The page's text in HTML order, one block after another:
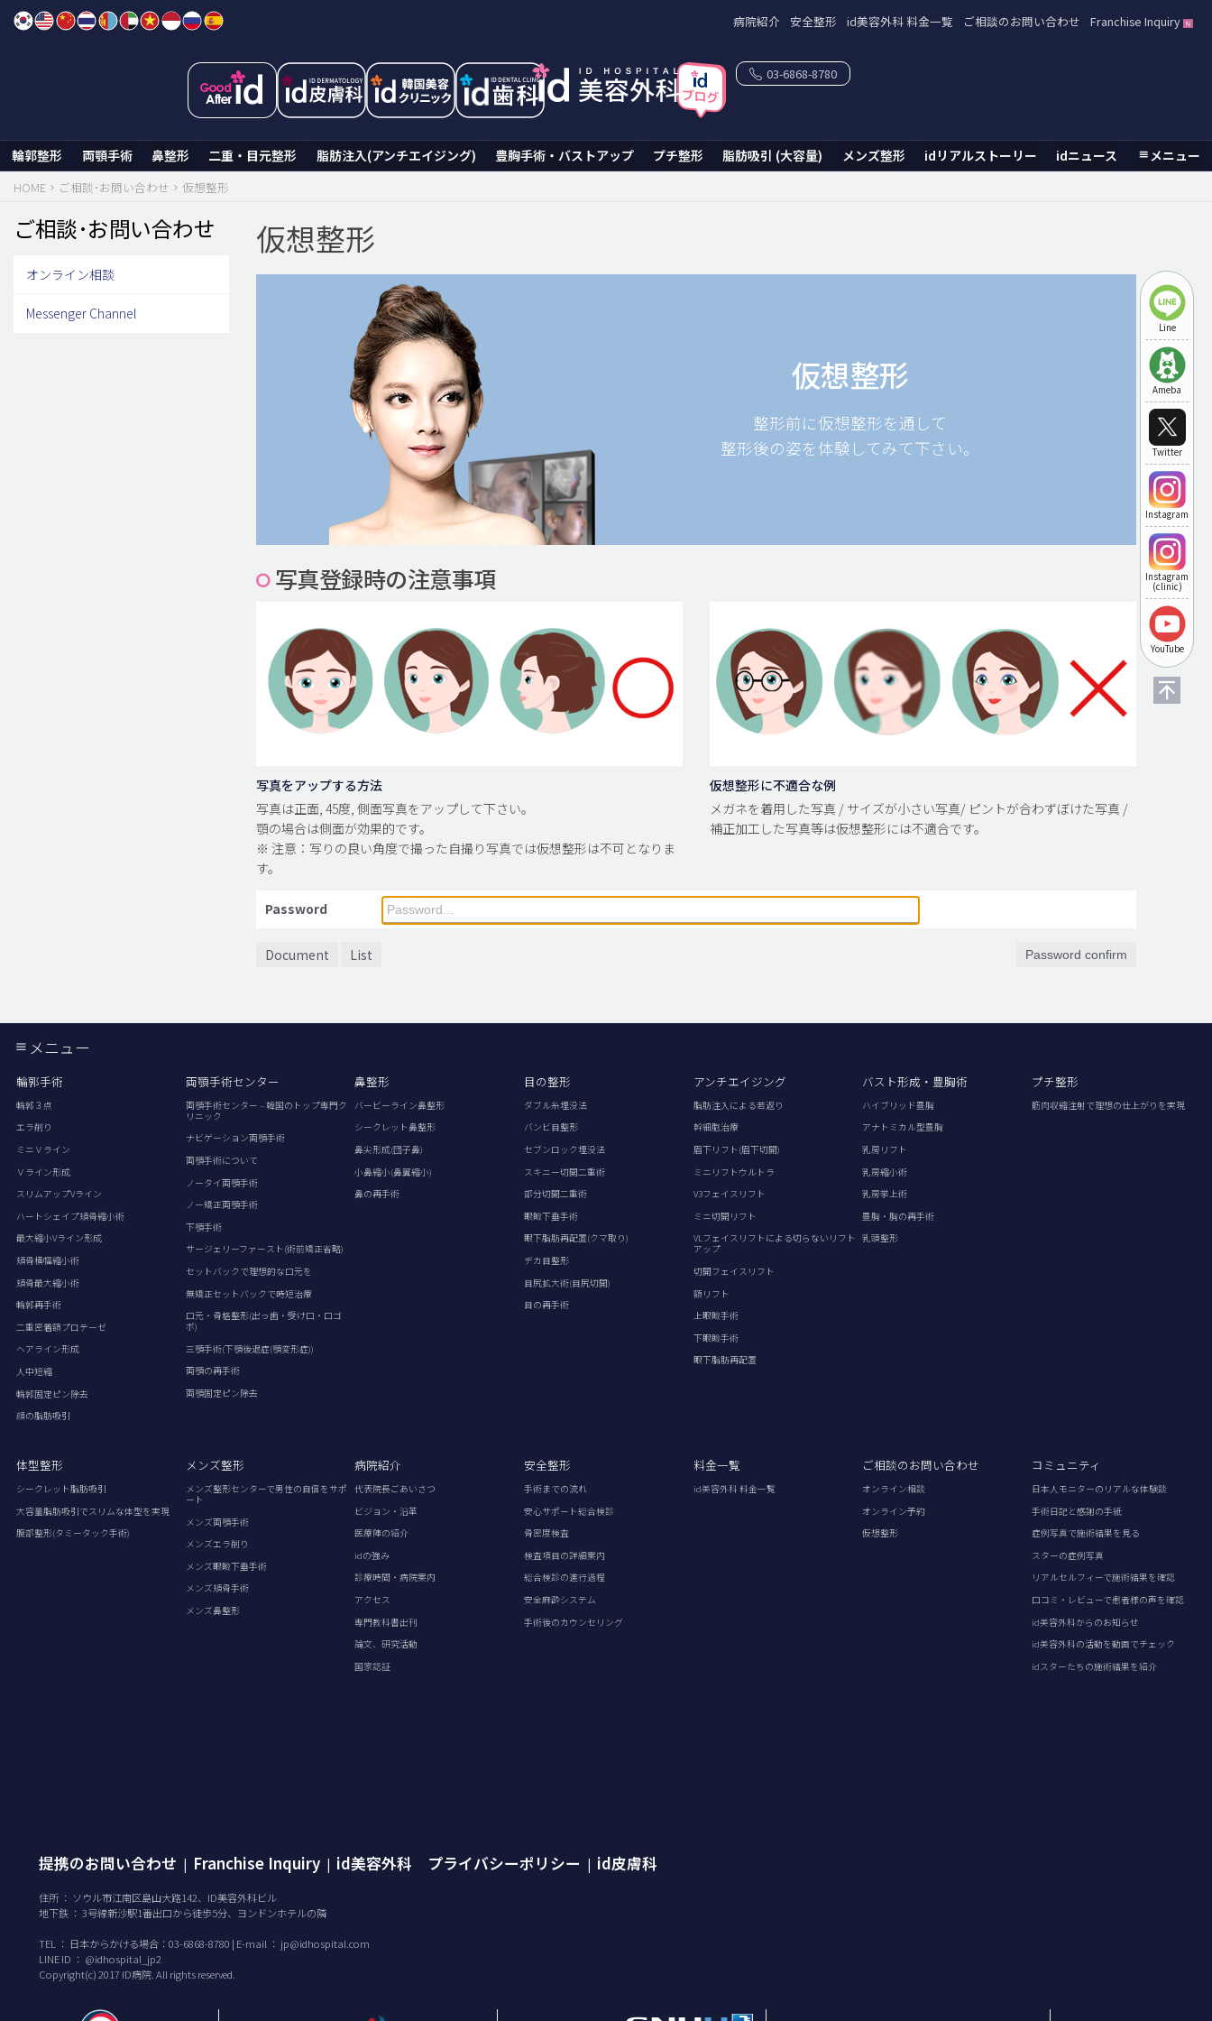
Skip
病院紹介 安全整形 id美容外科 料金一覧 ご相談のお問い合わせ Franchise Inquiry
輪郭整形 両顎手術 鼻整形 二重・目元整形 脂肪注入(アンチエイジング) 豊胸手術・バストアップ プチ整形 脂肪吸引 (大容量) メンズ整形 idリアルストーリー idニュース メニュー
03-6868-8780
Line
Ameba
Twitter
Instagram
Instagram
(clinic)
YouTube
HOME ご相談･お問い合わせ 仮想整形
仮想整形
仮想整形
整形前に仮想整形を通して
整形後の姿を体験してみて下さい。
写真登録時の注意事項
写真をアップする方法
写真は正面, 45度, 側面写真をアップして下さい。
顎の場合は側面が効果的です。
※ 注意：写りの良い角度で撮った自撮り写真では仮想整形は不可となりま
す。
仮想整形に不適合な例
メガネを着用した写真 / サイズが小さい写真/ ピントが合わずぼけた写真 /
補正加工した写真等は仮想整形には不適合です。
Password
Document List Password confirm
ご相談･お問い合わせ
オンライン相談
Messenger Channel
メニュー
輪郭手術
輪郭３点
エラ削り
ミニＶライン
Ｖライン形成
スリムアップVライン
ハートシェイプ頬骨縮小術
最大縮小Vライン形成
頬骨横幅縮小術
頬骨最大縮小術
輪郭再手術
二重密着額プロテーゼ
ヘアライン形成
人中短縮
輪郭固定ピン除去
顔の脂肪吸引
両顎手術センター
両顎手術センター – 韓国のトップ専門ク
リニック
ナビゲーション両顎手術
両顎手術について
ノータイ両顎手術
ノー矯正両顎手術
下顎手術
サージェリーファースト(術前矯正省略)
セットバックで理想的な口元を
無矯正セットバックで時短治療
口元・骨格整形(出っ歯・受け口・口ゴ
ボ)
三顎手術(下顎後退症(顎変形症))
両顎の再手術
両顎固定ピン除去
鼻整形
バービーライン鼻整形
シークレット鼻整形
鼻尖形成(団子鼻)
小鼻縮小(鼻翼縮小)
鼻の再手術
目の整形
ダブル糸埋没法
バンビ目整形
セブンロック埋没法
スキニー切開二重術
部分切開二重術
眼瞼下垂手術
眼下脂肪再配置(クマ取り)
デカ目整形
目尻拡大術(目尻切開)
目の再手術
アンチエイジング
脂肪注入による若返り
幹細胞治療
眉下リフト(眉下切開)
ミニリフトウルトラ
V3フェイスリフト
ミニ切開リフト
VLフェイスリフトによる切らないリフト
アップ
切開フェイスリフト
額リフト
上眼瞼手術
下眼瞼手術
眼下脂肪再配置
バスト形成・豊胸術
ハイブリッド豊胸
アナトミカル型豊胸
乳房リフト
乳房縮小術
乳房挙上術
豊胸・胸の再手術
乳頭整形
プチ整形
筋肉収縮注射で理想の仕上がりを実現
体型整形
シークレット脂肪吸引
大容量脂肪吸引でスリムな体型を実現
腹部整形(タミータック手術)
メンズ整形
メンズ整形センターで男性の自信をサポ
ート
メンズ両顎手術
メンズエラ削り
メンズ眼瞼下垂手術
メンズ頬骨手術
メンズ鼻整形
病院紹介
代表院長ごあいさつ
ビジョン・沿革
医療陣の紹介
idの強み
診療時間・病院案内
アクセス
専門教科書出刊
論文、研究活動
国家認証
安全整形
手術までの流れ
安心サポート総合検診
骨密度検査
検査項目の詳細案内
総合検診の進行過程
安全麻酔システム
手術後のカウンセリング
料金一覧
id美容外科 料金一覧
ご相談のお問い合わせ
オンライン相談
オンライン予約
仮想整形
コミュニティ
日本人モニターのリアルな体験談
手術日記と感謝の手紙
症例写真で施術結果を見る
スターの症例写真
リアルセルフィーで施術結果を確認
口コミ・レビューで患者様の声を確認
id美容外科からのお知らせ
id美容外科の活動を動画でチェック
idスターたちの施術結果を紹介
提携のお問い合わせ | Franchise Inquiry | id美容外科 プライバシーポリシー | id皮膚科
住所 ： ソウル市江南区島山大路142、ID美容外科ビル
地下鉄 ： 3号線新沙駅1番出口から徒歩5分、ヨンドンホテルの隣
TEL ： 日本からかける場合：03-6868-8780 | E-mail ： jp@idhospital.com
LINE ID ： @idhospital_jp2
Copyright(c) 2017 ID病院. All rights reserved.